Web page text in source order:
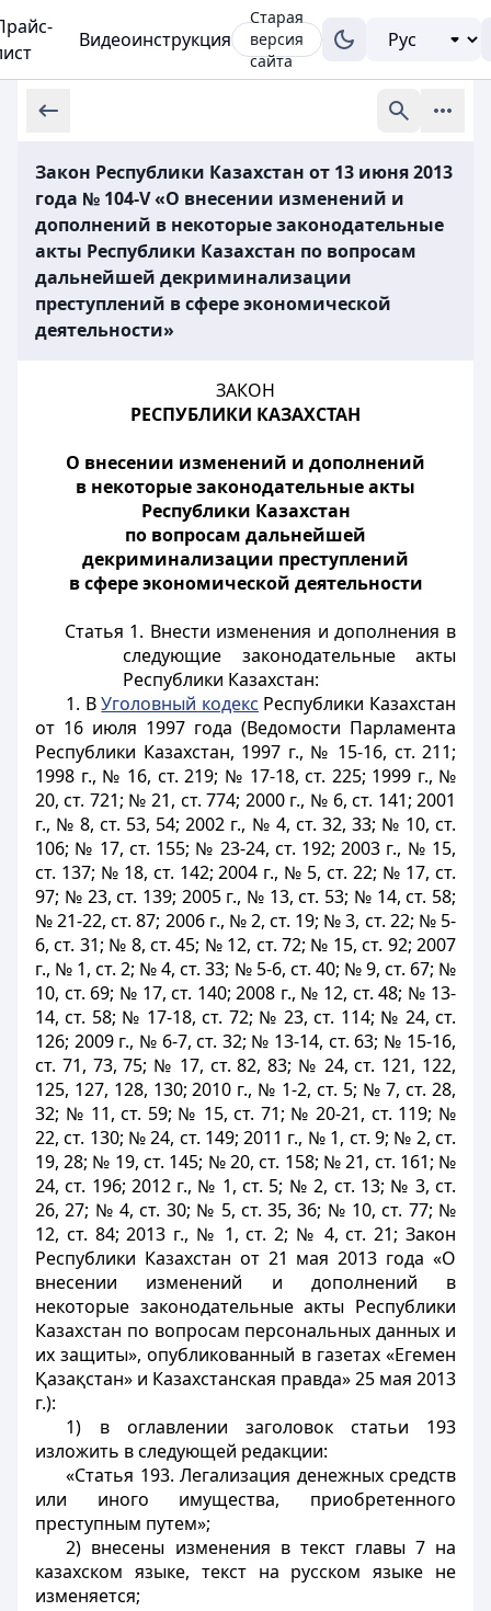
Видеоинструкция
Старая
версия
сайта
Закон Республики Казахстан от 13 июня 2013
года № 104-V «О внесении изменений и
дополнений в некоторые законодательные
акты Республики Казахстан по вопросам
дальнейшей декриминализации
преступлений в сфере экономической
деятельности»
ЗАКОН
РЕСПУБЛИКИ КАЗАХСТАН
О внесении изменений и дополнений
в некоторые законодательные акты
Республики Казахстан
по вопросам дальнейшей
декриминализации преступлений
в сфере экономической деятельности
Статья 1. Внести изменения и дополнения в
следующие законодательные акты
Республики Казахстан:
1. ВУголовный кодекс Республики Казахстан
от 16 июля 1997 года (Ведомости Парламента
Республики Казахстан, 1997 г., № 15-16, ст. 211;
1998 г., № 16, ст. 219; № 17-18, ст. 225; 1999 г., №
20, ст. 721; № 21, ст. 774; 2000 г., № 6, ст. 141; 2001
г., № 8, ст. 53, 54; 2002 г., № 4, ст. 32, 33; № 10, ст.
106; № 17, ст. 155; № 23-24, ст. 192; 2003 г., № 15,
ст. 137; № 18, ст. 142; 2004 г., № 5, ст. 22; № 17, ст.
97; № 23, ст. 139; 2005 г., № 13, ст. 53; № 14, ст. 58;
№ 21-22, ст. 87; 2006 г., № 2, ст. 19; № 3, ст. 22; № 5-
6, ст. 31; № 8, ст. 45; № 12, ст. 72; № 15, ст. 92; 2007
г., № 1, ст. 2; № 4, ст. 33; № 5-6, ст. 40; № 9, ст. 67; №
10, ст. 69; № 17, ст. 140; 2008 г., № 12, ст. 48; № 13-
14, ст. 58; № 17-18, ст. 72; № 23, ст. 114; № 24, ст.
126; 2009 г., № 6-7, ст. 32; № 13-14, ст. 63; № 15-16,
ст. 71, 73, 75; № 17, ст. 82, 83; № 24, ст. 121, 122,
125, 127, 128, 130; 2010 г., № 1-2, ст. 5; № 7, ст. 28,
32; № 11, ст. 59; № 15, ст. 71; № 20-21, ст. 119; №
22, ст. 130; № 24, ст. 149; 2011 г., № 1, ст. 9; № 2, ст.
19, 28; № 19, ст. 145; № 20, ст. 158; № 21, ст. 161; №
24, ст. 196; 2012 г., № 1, ст. 5; № 2, ст. 13; № 3, ст.
26, 27; № 4, ст. 30; № 5, ст. 35, 36; № 10, ст. 77; №
12, ст. 84; 2013 г., № 1, ст. 2; № 4, ст. 21; Закон
Республики Казахстан от 21 мая 2013 года «О
внесении изменений и дополнений в
некоторые законодательные акты Республики
Казахстан по вопросам персональных данных и
их защиты», опубликованный в газетах «Егемен
Қазақстан» и Казахстанская правда» 25 мая 2013
г.):
1) в оглавлении заголовок статьи 193
изложить в следующей редакции:
«Статья 193. Легализация денежных средств
или иного имущества, приобретенного
преступным путем»;
2) внесены изменения в текст главы 7 на
казахском языке, текст на русском языке не
изменяется;